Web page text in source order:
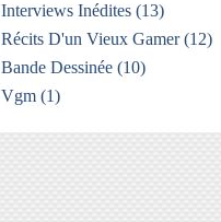
Interviews Inédites (13)
Récits D'un Vieux Gamer(12)
Bande Dessinée (10)
Vgm (1)